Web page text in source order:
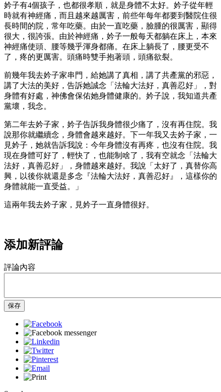
妗子有4個孩子，也都很孝順，就是身體不太好。妗子從年輕
時就有神經痛，而且越來越厲害，前些年每年都要到醫院住很
長時間的院，常年吃藥。由於一直吃藥，臉腫的很厲害，顯得
很大，很誇張。由於神經痛，妗子一般每天都躺在床上，本來
神經痛使頭、腰等幾乎渾身都痛。在床上躺長了，腰更受不
了，疼的更厲害。頭痛時雙手抱著頭，頭痛欲裂。
前幾年我去妗子家串門，給她講了真相，講了共產黨的邪惡，
講了大法的美好，告訴她誠念「法輪大法好，真善忍好」，對
身體有好處，神佛會保佑她身體健康的。妗子說，我知道共產
黨壞，我念。
第二年去妗子家，妗子告訴我身體很少痛了，沒有再住院。我
說那你就繼續念，身體會越來越好。下一年我又去妗子家，一
見妗子，她就告訴我說：今年身體沒有再疼，也沒有住院。我
現在身體可好了，輕快了，也能制啥了，我有空就念「法輪大
法好，真善忍好」，身體越來越好。我說「太好了，真替你高
興，以後你就還是多念『法輪大法好，真善忍好』，這樣你的
身體就能一直受益。」
這兩年我去妗子家，見妗子一直身體很好。
添加新評論
評論內容
保存